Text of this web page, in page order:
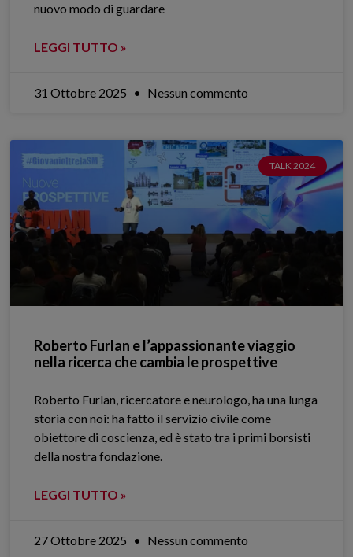
nuovo modo di guardare
LEGGI TUTTO »
31 Ottobre 2025 Nessun commento
TALK 2024
Roberto Furlan e l’appassionante viaggio
nella ricerca che cambia le prospettive
Roberto Furlan, ricercatore e neurologo, ha una lunga
storia con noi: ha fatto il servizio civile come
obiettore di coscienza, ed è stato tra i primi borsisti
della nostra fondazione.
LEGGI TUTTO »
27 Ottobre 2025 Nessun commento